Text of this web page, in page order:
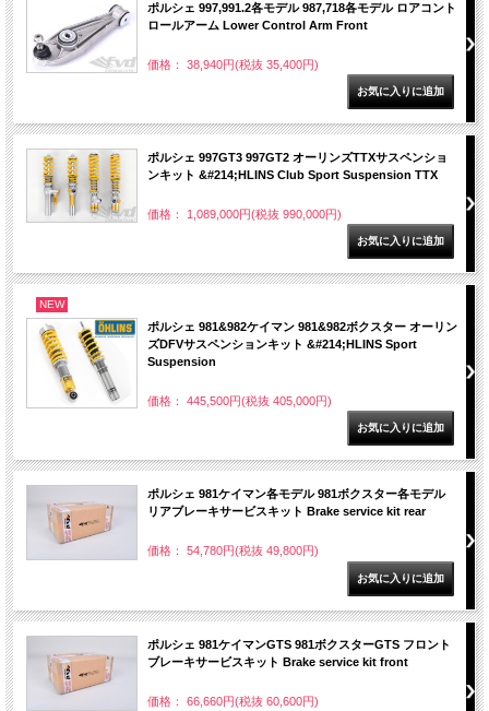
ポルシェ 997,991.2各モデル 987,718各モデル ロアコント
ロールアーム Lower Control Arm Front
価格： 38,940円(税抜 35,400円)
ポルシェ 997GT3 997GT2 オーリンズTTXサスペンショ
ンキット &#214;HLINS Club Sport Suspension TTX
価格： 1,089,000円(税抜 990,000円)
NEW
ポルシェ 981&982ケイマン 981&982ボクスター オーリン
ズDFVサスペンションキット &#214;HLINS Sport
Suspension
価格： 445,500円(税抜 405,000円)
ポルシェ 981ケイマン各モデル 981ボクスター各モデル
リアブレーキサービスキット Brake service kit rear
価格： 54,780円(税抜 49,800円)
ポルシェ 981ケイマンGTS 981ボクスターGTS フロント
ブレーキサービスキット Brake service kit front
価格： 66,660円(税抜 60,600円)